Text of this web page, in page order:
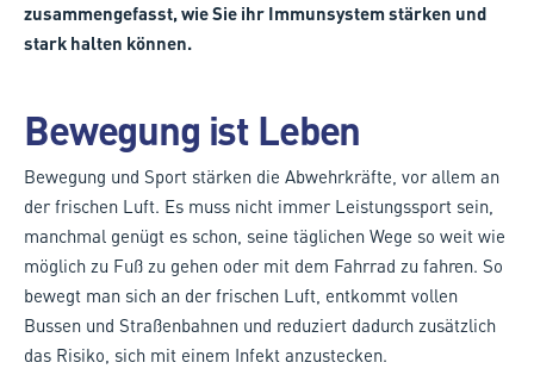
zusammengefasst, wie Sie ihr Immunsystem stärken und
stark halten können.
Bewegung ist Leben
Bewegung und Sport stärken die Abwehrkräfte, vor allem an
der frischen Luft. Es muss nicht immer Leistungssport sein,
manchmal genügt es schon, seine täglichen Wege so weit wie
möglich zu Fuß zu gehen oder mit dem Fahrrad zu fahren. So
bewegt man sich an der frischen Luft, entkommt vollen
Bussen und Straßenbahnen und reduziert dadurch zusätzlich
das Risiko, sich mit einem Infekt anzustecken.